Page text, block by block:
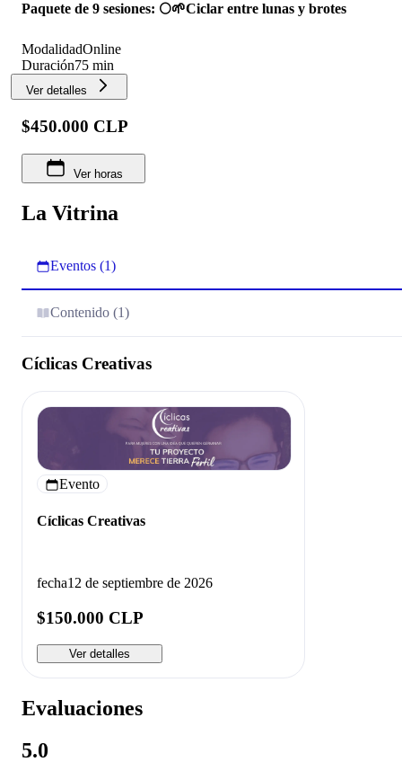
Paquete de 9 sesiones: 🌕🌱Ciclar entre lunas y brotes
ModalidadOnline
Duración75 min
Ver detalles
$450.000 CLP
Ver horas
La Vitrina
Eventos (1)
Contenido (1)
Cíclicas Creativas
Evento
Cíclicas Creativas
fecha12 de septiembre de 2026
$150.000 CLP
Ver detalles
Evaluaciones
5.0